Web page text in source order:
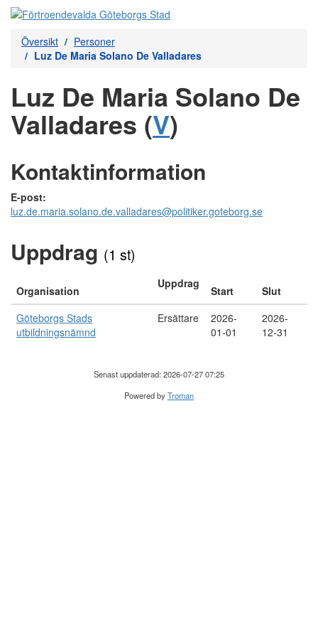
Översikt
Personer
Luz De Maria Solano De Valladares
Luz De Maria Solano De
Valladares (V)
Kontaktinformation
E-post:
luz.de.maria.solano.de.valladares@politiker.goteborg.se
Uppdrag (1 st)
Organisation
Uppdrag
Start
Slut
Göteborgs Stads
utbildningsnämnd
Ersättare
2026-
01-01
2026-
12-31
Senast uppdaterad: 2026-07-27 07:25
Powered byTroman